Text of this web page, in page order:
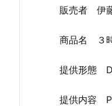
販売者 伊
商品名 ３
提供形態
提供内容